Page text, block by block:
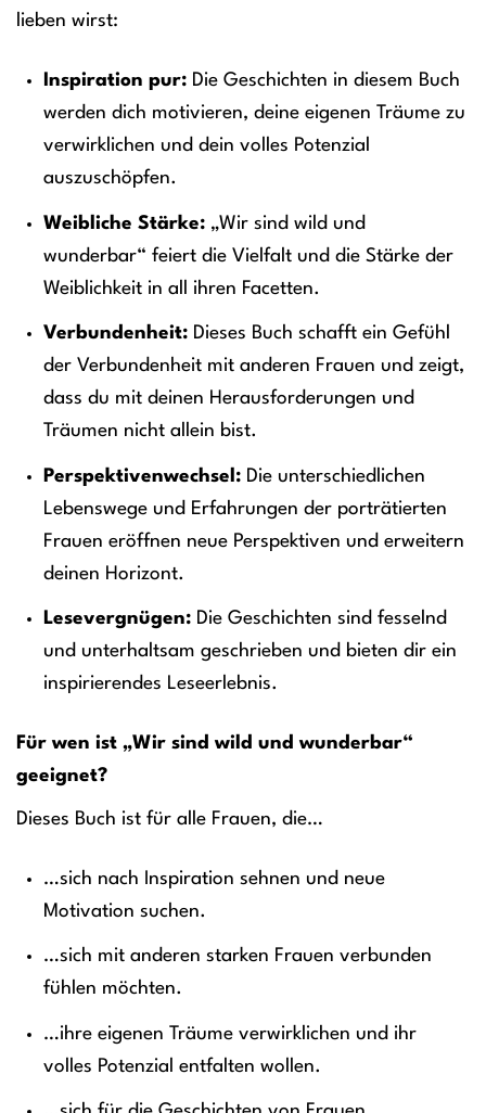
lieben wirst:
Inspiration pur:Die Geschichten in diesem Buch
werden dich motivieren, deine eigenen Träume zu
verwirklichen und dein volles Potenzial
auszuschöpfen.
Weibliche Stärke:„Wir sind wild und
wunderbar“ feiert die Vielfalt und die Stärke der
Weiblichkeit in all ihren Facetten.
Verbundenheit:Dieses Buch schafft ein Gefühl
der Verbundenheit mit anderen Frauen und zeigt,
dass du mit deinen Herausforderungen und
Träumen nicht allein bist.
Perspektivenwechsel:Die unterschiedlichen
Lebenswege und Erfahrungen der porträtierten
Frauen eröffnen neue Perspektiven und erweitern
deinen Horizont.
Lesevergnügen:Die Geschichten sind fesselnd
und unterhaltsam geschrieben und bieten dir ein
inspirierendes Leseerlebnis.
Für wen ist „Wir sind wild und wunderbar“
geeignet?
Dieses Buch ist für alle Frauen, die…
…sich nach Inspiration sehnen und neue
Motivation suchen.
…sich mit anderen starken Frauen verbunden
fühlen möchten.
…ihre eigenen Träume verwirklichen und ihr
volles Potenzial entfalten wollen.